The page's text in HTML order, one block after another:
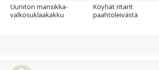
Uuniton mansikka-
valkosuklaakakku
Köyhät ritarit
paahtoleivästä